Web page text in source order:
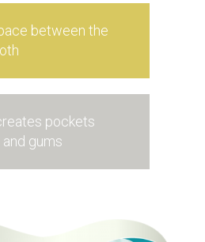
between the
pockets
gums